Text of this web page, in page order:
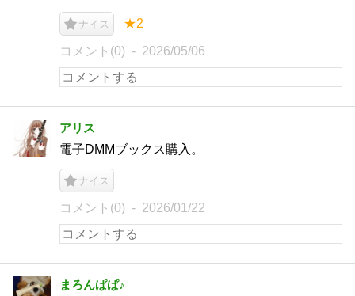
ナイス ★2
コメント(0) 2026/05/06
アリス
電子DMMブックス購入。
ナイス
コメント(0) 2026/01/22
まろんぱぱ♪